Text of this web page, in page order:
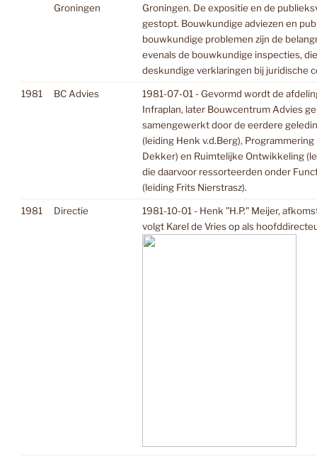
Groningen
Groningen. De expositie en de
gestopt. Bouwkundige adviezen en
bouwkundige problemen zijn de
evenals de bouwkundige inspecties,
deskundige verklaringen bij juridische
1981 BC Advies
1981-07-01 - Gevormd wordt de
Infraplan, later Bouwcentrum Advies
samengewerkt door de eerdere
(leiding Henk v.d.Berg),
Dekker) en Ruimtelijke Ontwikkeling
die daarvoor ressorteerden onder
(leiding Frits Nierstrasz).
1981 Directie
1981-10-01 - Henk "H.P." Meijer,
volgt Karel de Vries op als